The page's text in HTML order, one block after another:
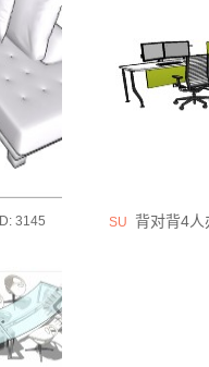
ID: 3145 SU 背对背4人